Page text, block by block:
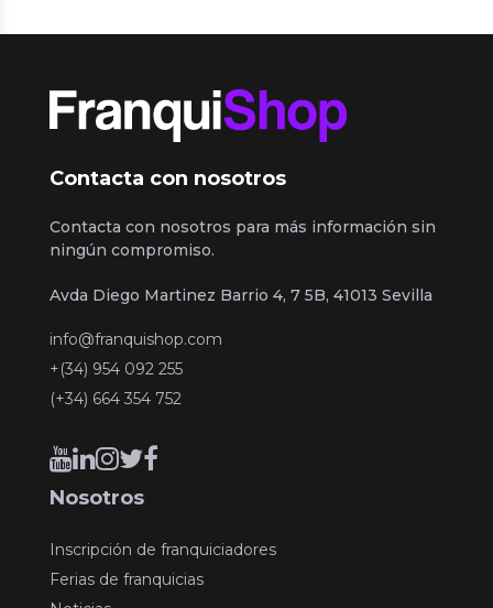
Contacta con nosotros
Contacta con nosotros para más información sin
ningún compromiso.
Avda Diego Martinez Barrio 4, 7 5B, 41013 Sevilla
info@franquishop.com
+(34) 954 092 255
(+34) 664 354 752
Nosotros
Inscripción de franquiciadores
Ferias de franquicias